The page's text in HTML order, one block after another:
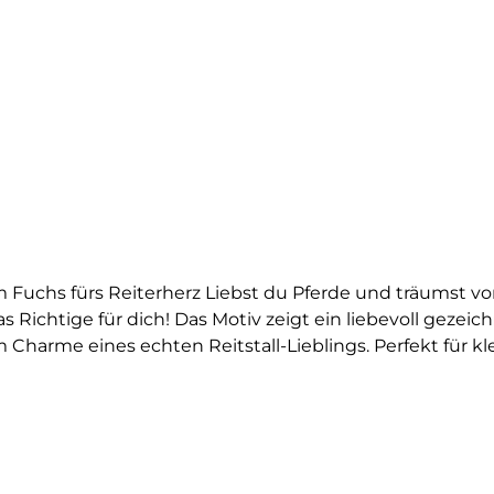
Fuchs fürs Reiterherz Liebst du Pferde und träumst
Richtige für dich! Das Motiv zeigt ein liebevoll
eines echten Reitstall-Lieblings. Perfekt für